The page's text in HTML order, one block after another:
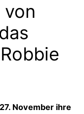
von
November ihre